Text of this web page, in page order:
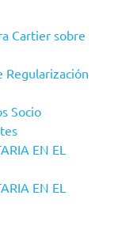
Cartier sobre
Regularización
Socio
EN EL
EN EL